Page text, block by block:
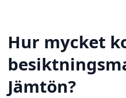
Hur mycket
Jämtön?